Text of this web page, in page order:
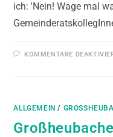
ich: 'Nein! Wage mal
KOMMENTARE
ALLGEMEIN /